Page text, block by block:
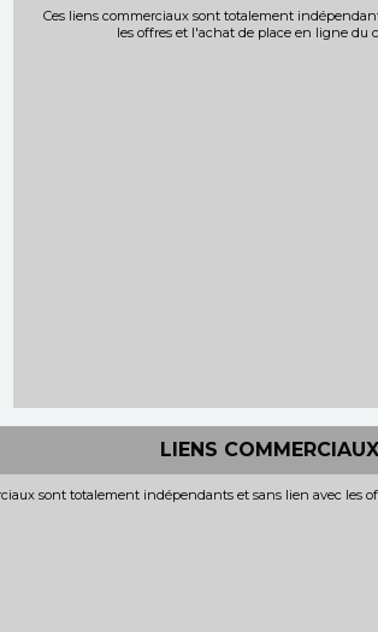
Ces liens commerciaux sont totalement
les offres et l'achat de place en ligne du
LIENS COMMERCIAUX
sont totalement indépendants et sans lien avec les